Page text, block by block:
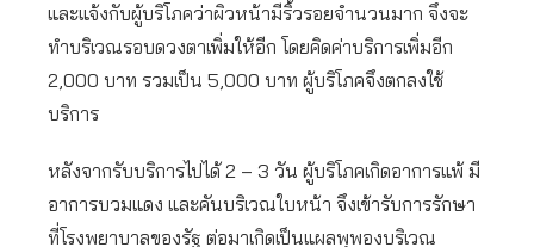
และแจ้งกับผู้บริโภคว่าผิวหน้ามีริ้วรอยจำนวนมาก จึงจะ
ทำบริเวณรอบดวงตาเพิ่มให้อีก โดยคิดค่าบริการเพิ่มอีก
2,000 บาท รวมเป็น 5,000 บาท ผู้บริโภคจึงตกลงใช้
บริการ
หลังจากรับบริการไปได้ 2 – 3 วัน ผู้บริโภคเกิดอาการแพ้ มี
อาการบวมแดง และคันบริเวณใบหน้า จึงเข้ารับการรักษา
ที่โรงพยาบาลของรัฐ ต่อมาเกิดเป็นแผลพุพองบริเวณ